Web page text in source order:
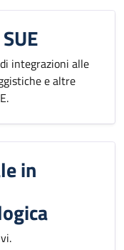
integrazioni alle
e altre
in